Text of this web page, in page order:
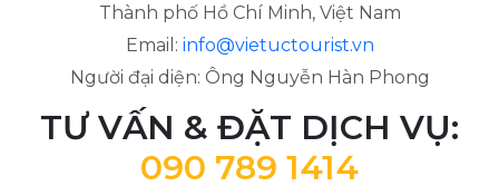
Thành phố Hồ Chí Minh, Việt Nam
Email: info@vietuctourist.vn
Người đại diện: Ông Nguyễn Hàn Phong
TƯ VẤN & ĐẶT DỊCH VỤ:
090 789 1414